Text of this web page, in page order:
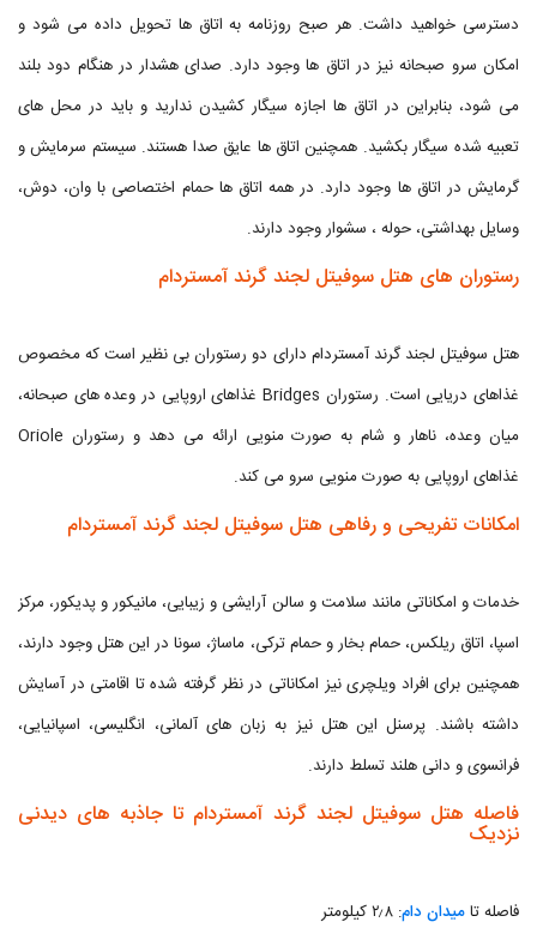
دسترسی خواهید داشت. هر صبح روزنامه به اتاق ها تحویل داده می شود و
امکان سرو صبحانه نیز در اتاق ها وجود دارد. صدای هشدار در هنگام دود بلند
می شود، بنابراین در اتاق ها اجازه سیگار کشیدن ندارید و باید در محل های
تعبیه شده سیگار بکشید. همچنین اتاق ها عایق صدا هستند. سیستم سرمایش و
گرمایش در اتاق ها وجود دارد. در همه اتاق ها حمام اختصاصی با وان، دوش،
وسایل بهداشتی، حوله ، سشوار وجود دارند.
رستوران های هتل سوفیتل لجند گرند آمستردام
هتل سوفیتل لجند گرند آمستردام دارای دو رستوران بی نظیر است که مخصوص
غذاهای دریایی است. رستوران Bridges غذاهای اروپایی در وعده های صبحانه،
میان وعده، ناهار و شام به صورت منویی ارائه می دهد و رستوران Oriole
غذاهای اروپایی به صورت منویی سرو می کند.
امکانات تفریحی و رفاهی هتل سوفیتل لجند گرند آمستردام
خدمات و امکاناتی مانند سلامت و سالن آرایشی و زیبایی، مانیکور و پدیکور، مرکز
اسپا، اتاق ریلکس، حمام بخار و حمام ترکی، ماساژ، سونا در این هتل وجود دارند،
همچنین برای افراد ویلچری نیز امکاناتی در نظر گرفته شده تا اقامتی در آسایش
داشته باشند. پرسنل این هتل نیز به زبان های آلمانی، انگلیسی، اسپانیایی،
فرانسوی و دانی هلند تسلط دارند.
فاصله هتل سوفیتل لجند گرند آمستردام تا جاذبه های دیدنی
نزدیک
فاصله تامیدان دام: ۲٫۸ کیلومتر